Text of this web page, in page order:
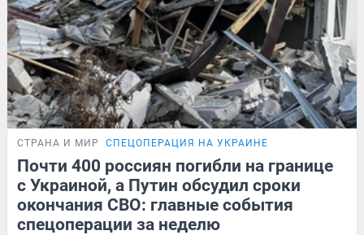
СТРАНА И МИР СПЕЦОПЕРАЦИЯ НА УКРАИНЕ
Почти 400 россиян погибли на границе
с Украиной, а Путин обсудил сроки
окончания СВО: главные события
спецоперации за неделю